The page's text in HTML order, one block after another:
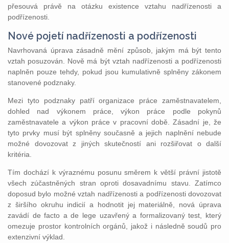
přesouvá právě na otázku existence vztahu nadřízenosti a
podřízenosti.
Nové pojetí nadřízenosti a podřízenosti
Navrhovaná úprava zásadně mění způsob, jakým má být tento
vztah posuzován. Nově má být vztah nadřízenosti a podřízenosti
naplněn pouze tehdy, pokud jsou kumulativně splněny zákonem
stanovené podznaky.
Mezi tyto podznaky patří organizace práce zaměstnavatelem,
dohled nad výkonem práce, výkon práce podle pokynů
zaměstnavatele a výkon práce v pracovní době. Zásadní je, že
tyto prvky musí být splněny současně a jejich naplnění nebude
možné dovozovat z jiných skutečností ani rozšiřovat o další
kritéria.
Tím dochází k výraznému posunu směrem k větší právní jistotě
všech zúčastněných stran oproti dosavadnímu stavu. Zatímco
doposud bylo možné vztah nadřízenosti a podřízenosti dovozovat
z širšího okruhu indicií a hodnotit jej materiálně, nová úprava
zavádí de facto a de lege uzavřený a formalizovaný test, který
omezuje prostor kontrolních orgánů, jakož i následně soudů pro
extenzivní výklad.